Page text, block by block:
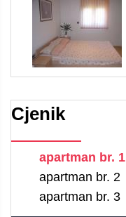
Cjenik
apartman br. 1
apartman br. 2
apartman br. 3